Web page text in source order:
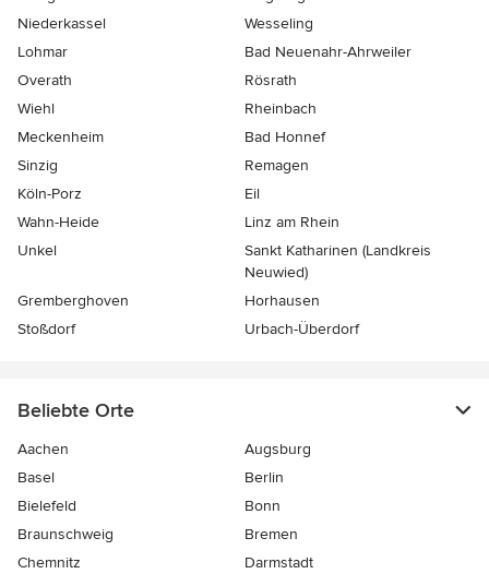
Niederkassel
Wesseling
Lohmar
Bad Neuenahr-Ahrweiler
Overath
Rösrath
Wiehl
Rheinbach
Meckenheim
Bad Honnef
Sinzig
Remagen
Köln-Porz
Eil
Wahn-Heide
Linz am Rhein
Unkel
Sankt Katharinen (Landkreis
Neuwied)
Gremberghoven
Horhausen
Stoßdorf
Urbach-Überdorf
Beliebte Orte
Aachen
Augsburg
Basel
Berlin
Bielefeld
Bonn
Braunschweig
Bremen
Chemnitz
Darmstadt